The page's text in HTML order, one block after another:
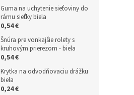
Guma na uchytenie sieťoviny do
rámu sieťky biela
0,54 €
Šnúra pre vonkajšie rolety s
kruhovým prierezom - biela
0,54 €
Krytka na odvodňovaciu drážku
biela
0,24 €